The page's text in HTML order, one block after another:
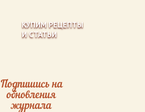
КУПИМ РЕЦЕПТЫ
И СТАТЬИ
Подпишись на
обновления
журнала